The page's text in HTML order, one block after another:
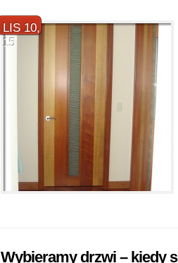
LIS 10,
15
Wybieramy drzwi – kiedy